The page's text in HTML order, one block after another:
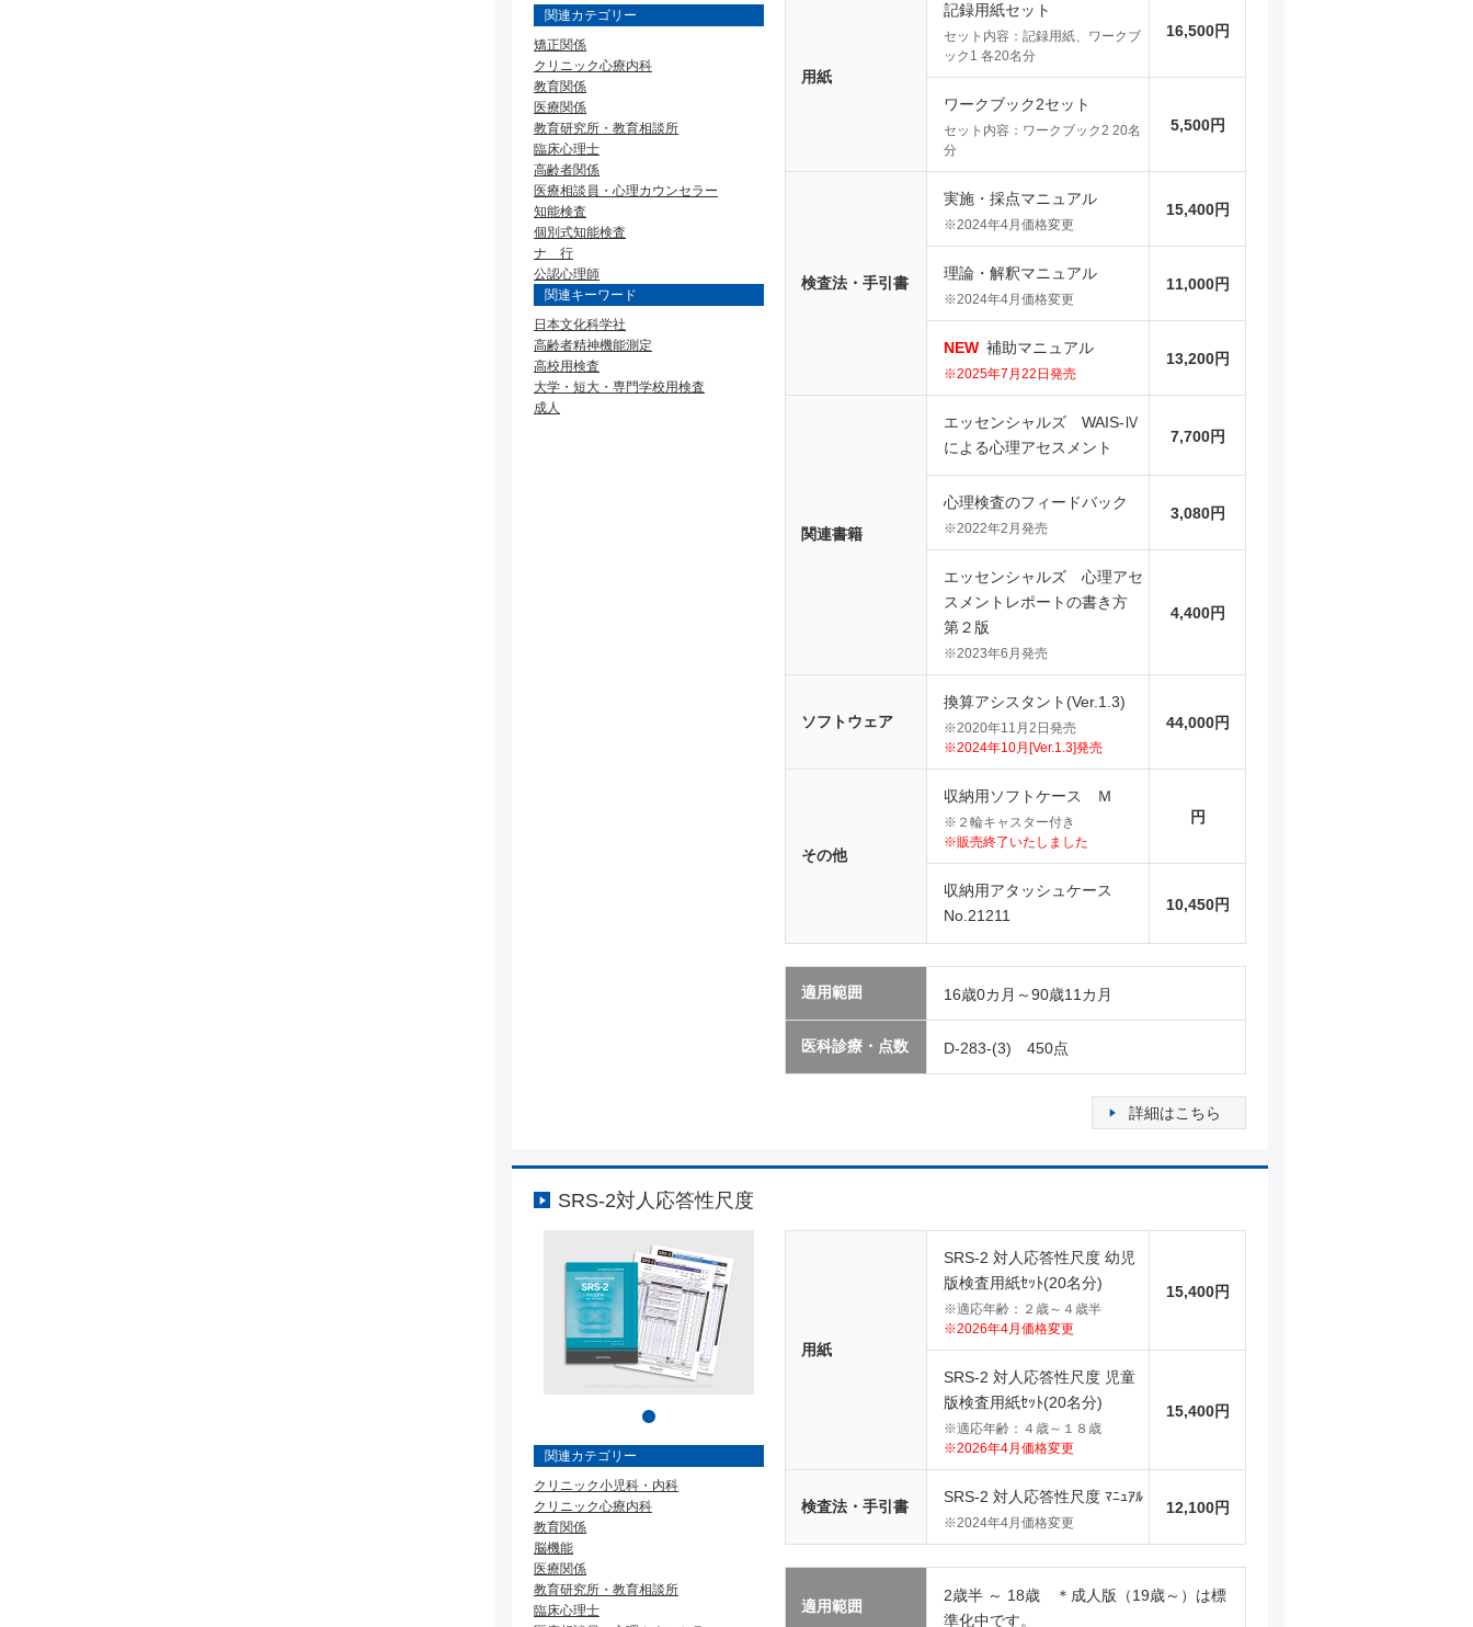
関連カテゴリー
矯正関係
クリニック心療内科
教育関係
医療関係
教育研究所・教育相談所
臨床心理士
高齢者関係
医療相談員・心理カウンセラー
知能検査
個別式知能検査
ナ 行
公認心理師
関連キーワード
日本文化科学社
高齢者精神機能測定
高校用検査
大学・短大・専門学校用検査
成人
用紙
記録用紙セット
セット内容：記録用紙、ワークブ
ック1 各20名分
16,500円
ワークブック2セット
セット内容：ワークブック2 20名
分
5,500円
検査法・手引書
実施・採点マニュアル
※2024年4月価格変更
15,400円
理論・解釈マニュアル
※2024年4月価格変更
11,000円
NEW 補助マニュアル
※2025年7月22日発売
13,200円
関連書籍
エッセンシャルズ WAIS-Ⅳ
による心理アセスメント
7,700円
心理検査のフィードバック
※2022年2月発売
3,080円
エッセンシャルズ 心理アセ
スメントレポートの書き方
第２版
※2023年6月発売
4,400円
ソフトウェア
換算アシスタント(Ver.1.3)
※2020年11月2日発売
※2024年10月[Ver.1.3]発売
44,000円
その他
収納用ソフトケース Ｍ
※２輪キャスター付き
※販売終了いたしました
円
収納用アタッシュケース
No.21211
10,450円
適用範囲 16歳0カ月～90歳11カ月
医科診療・点数 D-283-(3) 450点
詳細はこちら
SRS-2対人応答性尺度
関連カテゴリー
クリニック小児科・内科
クリニック心療内科
教育関係
脳機能
医療関係
教育研究所・教育相談所
臨床心理士
用紙
SRS-2 対人応答性尺度 幼児
版検査用紙ｾｯﾄ(20名分)
※適応年齢：２歳～４歳半
※2026年4月価格変更
15,400円
SRS-2 対人応答性尺度 児童
版検査用紙ｾｯﾄ(20名分)
※適応年齢：４歳～１８歳
※2026年4月価格変更
15,400円
検査法・手引書
SRS-2 対人応答性尺度 ﾏﾆｭｱﾙ
※2024年4月価格変更
12,100円
適用範囲
2歳半 ～ 18歳 ＊成人版（19歳～）は標
準化中です。